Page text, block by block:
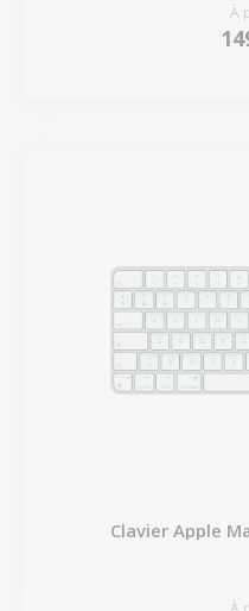
À
Clavier Apple